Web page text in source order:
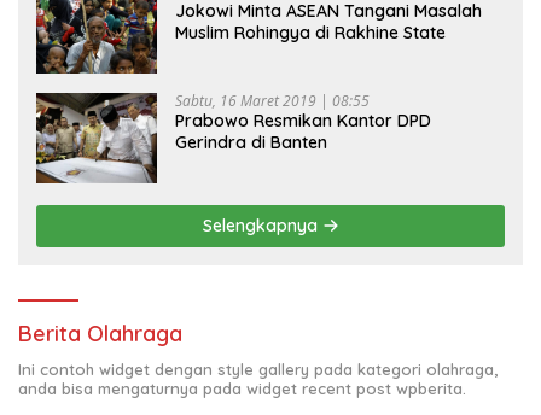
Jokowi Minta ASEAN Tangani Masalah
Muslim Rohingya di Rakhine State
Sabtu, 16 Maret 2019 | 08:55
Prabowo Resmikan Kantor DPD
Gerindra di Banten
Selengkapnya
Berita Olahraga
Ini contoh widget dengan style gallery pada kategori olahraga,
anda bisa mengaturnya pada widget recent post wpberita.